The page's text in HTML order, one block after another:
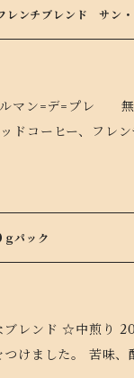
ンド、サン=ジェルマン=デ
。 常温でまずは一
にご注意ください。 一口飲め
ンド サン=ジェル
フレンチブレンド サ
デ=プレ 無糖 1,000ml
ッドコーヒー、
、サン=ジェルマン=デ
。 常温でまずは一
にご注意ください。 一口飲め
ンド サン=ジェル
パック
煎り 200ｇパック 世代を超
けました。 苦味